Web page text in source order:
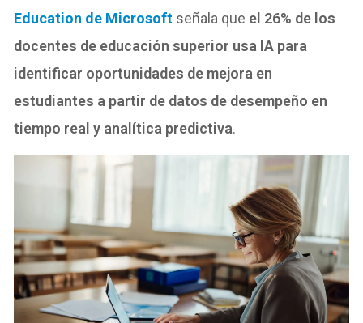
Education de Microsoft señala que el 26% de los
docentes de educación superior usa IA para
identificar oportunidades de mejora en
estudiantes a partir de datos de desempeño en
tiempo real y analítica predictiva.